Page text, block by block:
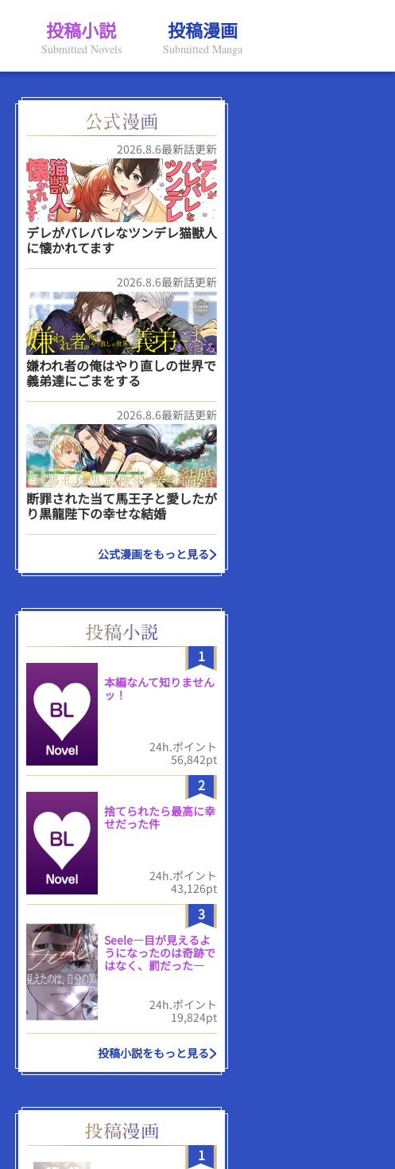
投稿小説
Submitted Novels
投稿漫画
Submitted Manga
2026.8.6最新話更新
デレがバレバレなツンデレ猫獣人
に懐かれてます
2026.8.6最新話更新
嫌われ者の俺はやり直しの世界で
義弟達にごまをする
2026.8.6最新話更新
断罪された当て馬王子と愛したが
り黒龍陛下の幸せな結婚
公式漫画をもっと見る
1
本編なんて知りません
ッ！
24h.ポイント
56,842pt
2
捨てられたら最高に幸
せだった件
24h.ポイント
43,126pt
3
Seele―目が見えるよ
うになったのは奇跡で
はなく、罰だった―
24h.ポイント
19,824pt
投稿小説をもっと見る
1